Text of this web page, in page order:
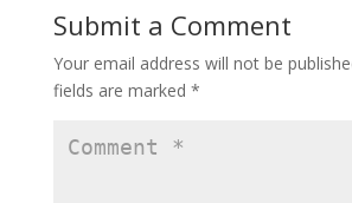
Submit a Comment
Your email address will not be
fields are marked *